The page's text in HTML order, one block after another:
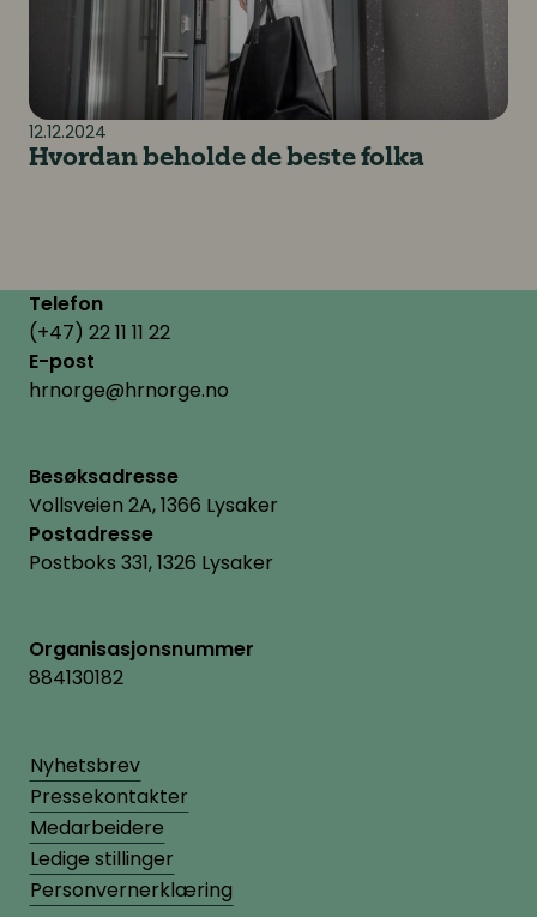
12.12.2024
Hvordan beholde de beste folka
Telefon
(+47) 22 11 11 22
E-post
hrnorge@hrnorge.no
Besøksadresse
Vollsveien 2A, 1366 Lysaker
Postadresse
Postboks 331, 1326 Lysaker
Organisasjonsnummer
884130182
Nyhetsbrev
Pressekontakter
Medarbeidere
Ledige stillinger
Personvernerklæring